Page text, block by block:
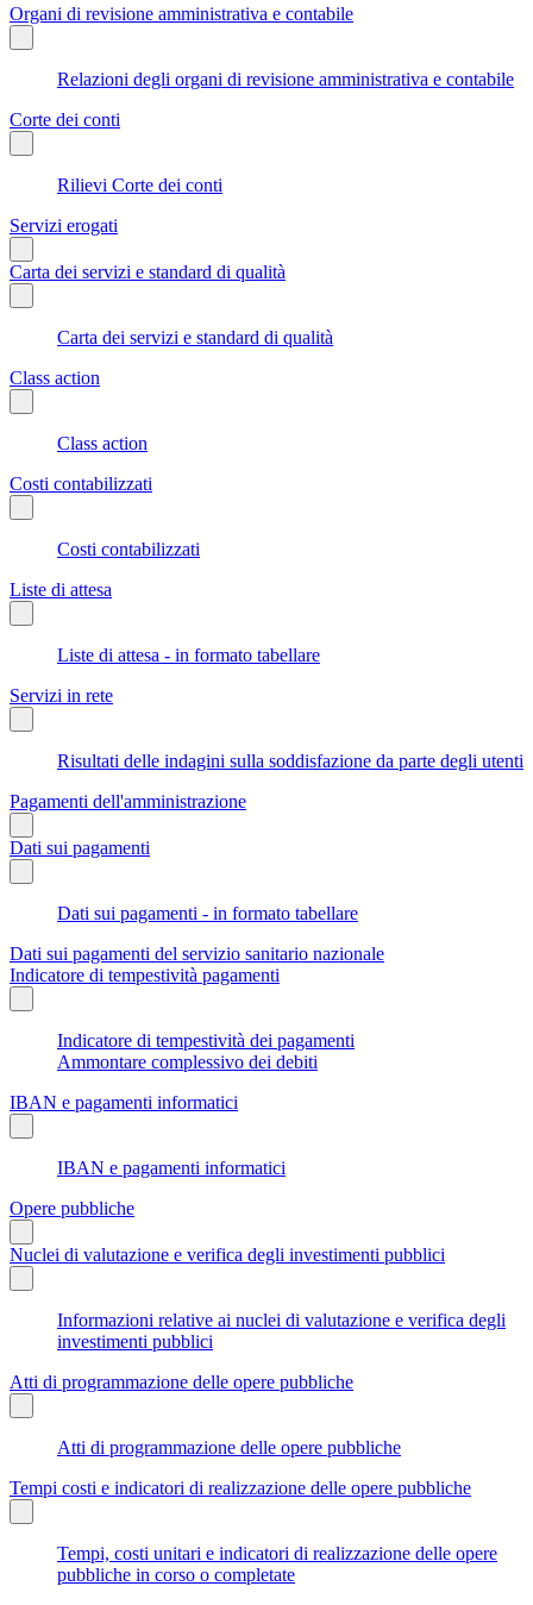
Organi di revisione amministrativa e contabile
Relazioni degli organi di revisione amministrativa e contabile
Corte dei conti
Rilievi Corte dei conti
Servizi erogati
Carta dei servizi e standard di qualità
Carta dei servizi e standard di qualità
Class action
Class action
Costi contabilizzati
Costi contabilizzati
Liste di attesa
Liste di attesa - in formato tabellare
Servizi in rete
Risultati delle indagini sulla soddisfazione da parte degli utenti
Pagamenti dell'amministrazione
Dati sui pagamenti
Dati sui pagamenti - in formato tabellare
Dati sui pagamenti del servizio sanitario nazionale
Indicatore di tempestività pagamenti
Indicatore di tempestività dei pagamenti
Ammontare complessivo dei debiti
IBAN e pagamenti informatici
IBAN e pagamenti informatici
Opere pubbliche
Nuclei di valutazione e verifica degli investimenti pubblici
Informazioni relative ai nuclei di valutazione e verifica degli
investimenti pubblici
Atti di programmazione delle opere pubbliche
Atti di programmazione delle opere pubbliche
Tempi costi e indicatori di realizzazione delle opere pubbliche
Tempi, costi unitari e indicatori di realizzazione delle opere
pubbliche in corso o completate